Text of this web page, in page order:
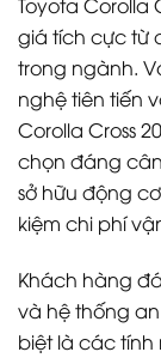
Toyota Corolla
giá tích cực từ
trong ngành.
nghệ tiên tiến
Corolla Cross
chọn đáng
sở hữu động
kiệm chi phí
Khách hàng
và hệ thống
biệt là các